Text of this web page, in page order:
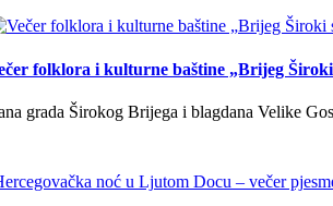
folklora i kulturne baštine „Brijeg
grada Širokog Brijega i blagdana Velike